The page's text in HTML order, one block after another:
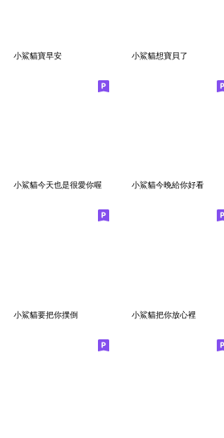
小鯊貓寶早安 小鯊貓想寶貝了
小鯊貓今天也是很愛你喔 小鯊貓今晚給你好看
小鯊貓要把你撲倒 小鯊貓把你放心裡